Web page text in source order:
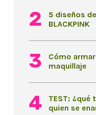
5 diseños
BLACKPINK
Cómo
maquillaje
TEST: ¿qué
quien se